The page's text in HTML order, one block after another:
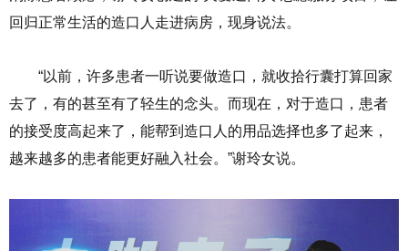
回归正常生活的造口人走进病房，现身说法。
“以前，许多患者一听说要做造口，就收拾行囊打算回家
去了，有的甚至有了轻生的念头。而现在，对于造口，患者
的接受度高起来了，能帮到造口人的用品选择也多了起来，
越来越多的患者能更好融入社会。”谢玲女说。